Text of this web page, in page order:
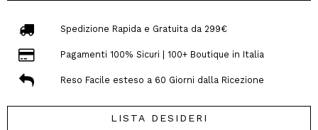
Spedizione Rapida e Gratuita da 299€
Pagamenti 100% Sicuri | 100+ Boutique in Italia
Reso Facile esteso a 60 Giorni dalla Ricezione
LISTA DESIDERI